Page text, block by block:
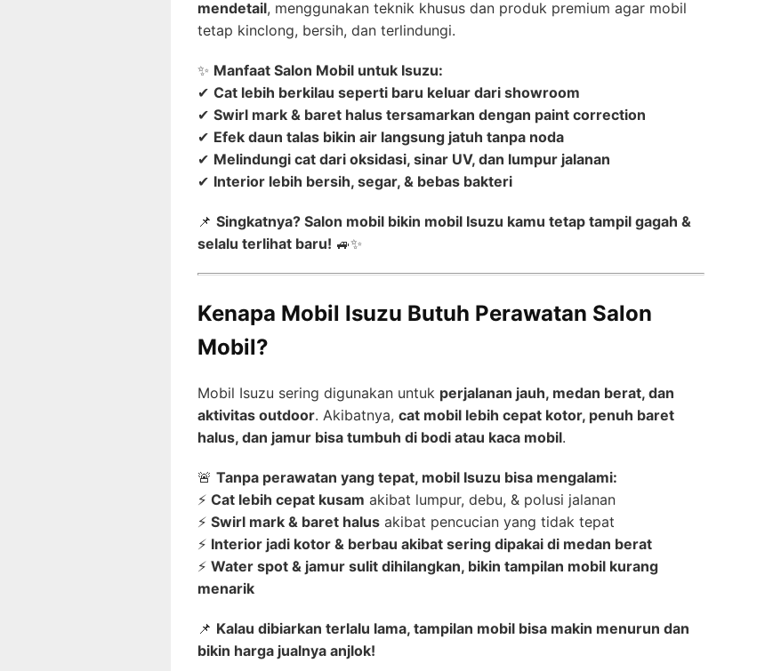
mendetail, menggunakan teknik khusus dan produk premium agar mobil
tetap kinclong, bersih, dan terlindungi.
✨ Manfaat Salon Mobil untuk Isuzu:
✔ Cat lebih berkilau seperti baru keluar dari showroom
✔ Swirl mark & baret halus tersamarkan dengan paint correction
✔ Efek daun talas bikin air langsung jatuh tanpa noda
✔ Melindungi cat dari oksidasi, sinar UV, dan lumpur jalanan
✔ Interior lebih bersih, segar, & bebas bakteri
📌 Singkatnya? Salon mobil bikin mobil Isuzu kamu tetap tampil gagah &
selalu terlihat baru! 🚙✨
Kenapa Mobil Isuzu Butuh Perawatan Salon
Mobil?
Mobil Isuzu sering digunakan untuk perjalanan jauh, medan berat, dan
aktivitas outdoor. Akibatnya, cat mobil lebih cepat kotor, penuh baret
halus, dan jamur bisa tumbuh di bodi atau kaca mobil.
🚨 Tanpa perawatan yang tepat, mobil Isuzu bisa mengalami:
⚡ Cat lebih cepat kusam akibat lumpur, debu, & polusi jalanan
⚡ Swirl mark & baret halus akibat pencucian yang tidak tepat
⚡ Interior jadi kotor & berbau akibat sering dipakai di medan berat
⚡ Water spot & jamur sulit dihilangkan, bikin tampilan mobil kurang
menarik
📌 Kalau dibiarkan terlalu lama, tampilan mobil bisa makin menurun dan
bikin harga jualnya anjlok!